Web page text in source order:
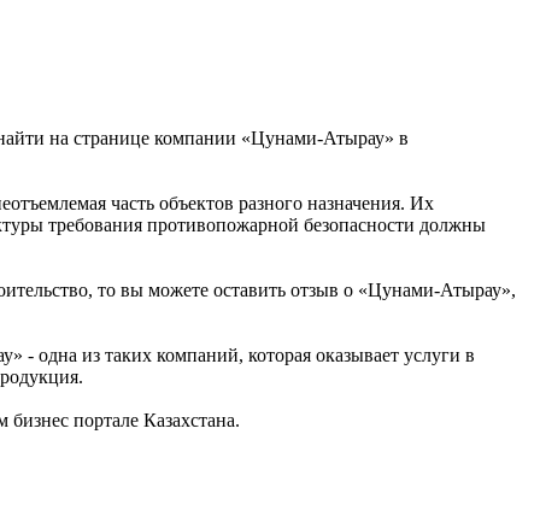
на странице компании «Цунами-Атырау» в
часть объектов разного назначения. Их
требования противопожарной безопасности должны
то вы можете оставить отзыв о «Цунами-Атырау»,
одна из таких компаний, которая оказывает услуги в
портале Казахстана.